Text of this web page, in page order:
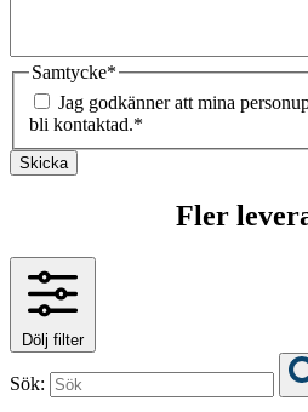
Samtycke*
Jag godkänner att mina
bli kontaktad.*
Skicka
Fler
Dölj filter
Sök: